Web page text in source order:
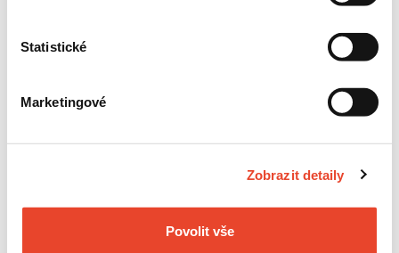
Statistické
Marketingové
Zobrazit detaily
Povolit vše